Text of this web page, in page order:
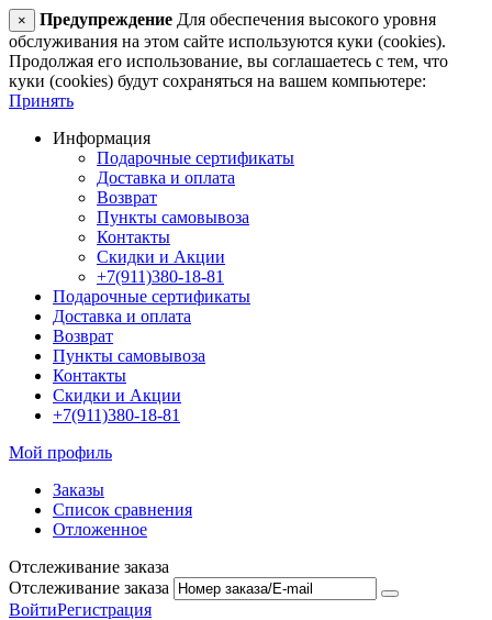
× Предупреждение Для обеспечения высокого уровня
обслуживания на этом сайте используются куки (cookies).
Продолжая его использование, вы соглашаетесь с тем, что
куки (cookies) будут сохраняться на вашем компьютере:
Принять
Информация
Подарочные сертификаты
Доставка и оплата
Возврат
Пункты самовывоза
Контакты
Скидки и Акции
+7(911)380-18-81
Подарочные сертификаты
Доставка и оплата
Возврат
Пункты самовывоза
Контакты
Скидки и Акции
+7(911)380-18-81
Мой профиль
Заказы
Список сравнения
Отложенное
Отслеживание заказа
Отслеживание заказа
ВойтиРегистрация